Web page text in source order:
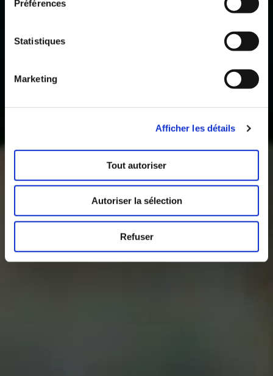
Préférences
Statistiques
Marketing
Afficher les détails
Tout autoriser
Autoriser la sélection
Refuser